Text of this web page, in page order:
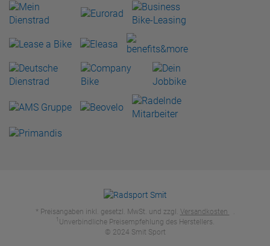
* Preisangaben inkl. gesetzl. MwSt. und zzgl. Versandkosten .
1 Unverbindliche Preisempfehlung des Herstellers.
© 2024 Smit Sport